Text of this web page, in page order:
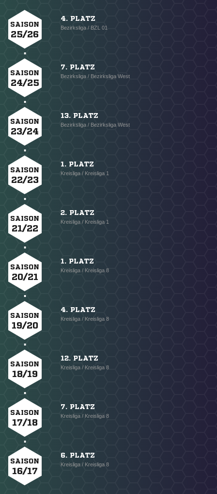
SAISON
25/26
4. PLATZ
Bezirksliga / BZL 01
SAISON
24/25
7. PLATZ
Bezirksliga / Bezirksliga West
SAISON
23/24
13. PLATZ
Bezirksliga / Bezirksliga West
SAISON
22/23
1. PLATZ
Kreisliga / Kreisliga 1
SAISON
21/22
2. PLATZ
Kreisliga / Kreisliga 1
SAISON
20/21
1. PLATZ
Kreisliga / Kreisliga 8
SAISON
19/20
4. PLATZ
Kreisliga / Kreisliga 8
SAISON
18/19
12. PLATZ
Kreisliga / Kreisliga 8
SAISON
17/18
7. PLATZ
Kreisliga / Kreisliga 8
SAISON
16/17
6. PLATZ
Kreisliga / Kreisliga 8